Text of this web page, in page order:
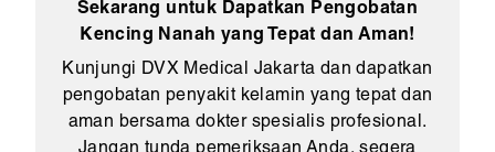
Sekarang untuk Dapatkan Pengobatan
Kencing Nanah yang Tepat dan Aman!
Kunjungi DVX Medical Jakarta dan dapatkan
pengobatan penyakit kelamin yang tepat dan
aman bersama dokter spesialis profesional.